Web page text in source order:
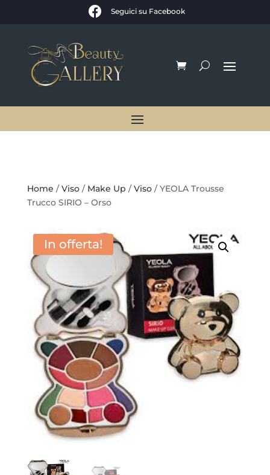
 Seguici su Facebook
Home /Viso/ Make Up /Viso/ YEOLA Trousse
Trucco SIRIO – Orso
In offerta!